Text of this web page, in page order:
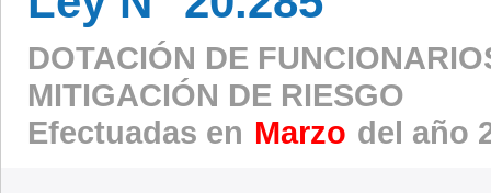
DOTACIÓN DE
MITIGACIÓN DE RIESGO
Efectuadas en Marzo del año